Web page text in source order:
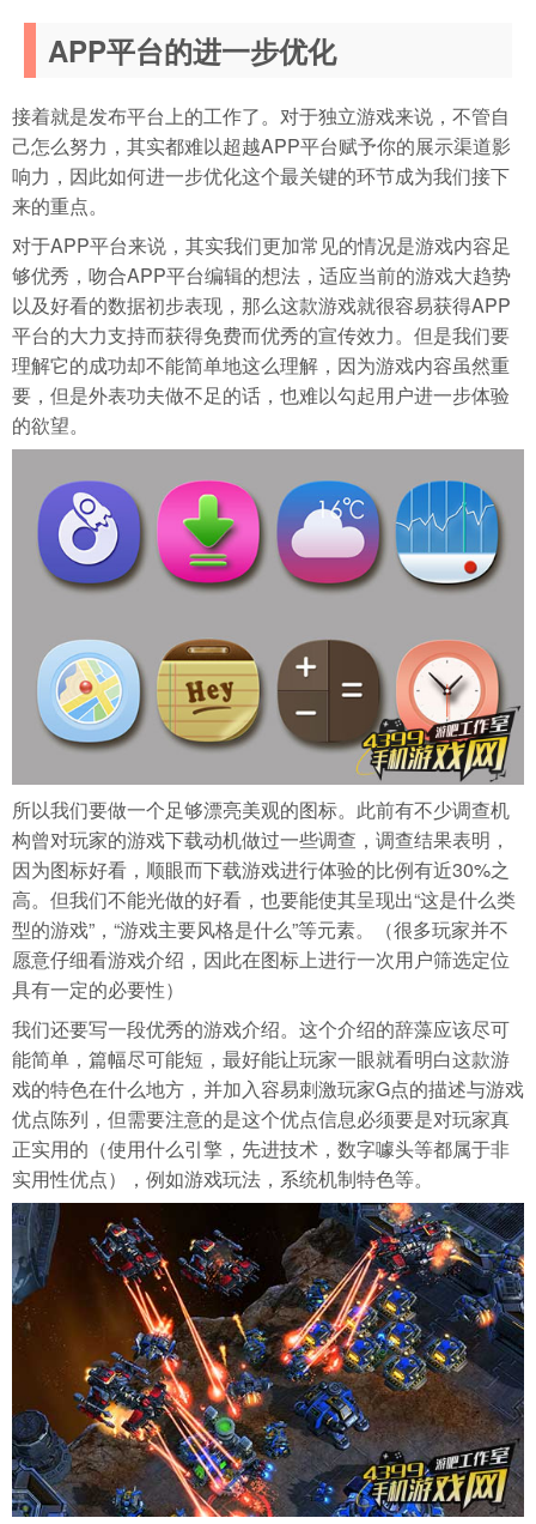
APP平台的进一步优化
接着就是发布平台上的工作了。对于独立游戏来说，不管自
己怎么努力，其实都难以超越APP平台赋予你的展示渠道影
响力，因此如何进一步优化这个最关键的环节成为我们接下
来的重点。
对于APP平台来说，其实我们更加常见的情况是游戏内容足
够优秀，吻合APP平台编辑的想法，适应当前的游戏大趋势
以及好看的数据初步表现，那么这款游戏就很容易获得APP
平台的大力支持而获得免费而优秀的宣传效力。但是我们要
理解它的成功却不能简单地这么理解，因为游戏内容虽然重
要，但是外表功夫做不足的话，也难以勾起用户进一步体验
的欲望。
所以我们要做一个足够漂亮美观的图标。此前有不少调查机
构曾对玩家的游戏下载动机做过一些调查，调查结果表明，
因为图标好看，顺眼而下载游戏进行体验的比例有近30%之
高。但我们不能光做的好看，也要能使其呈现出“这是什么类
型的游戏”，“游戏主要风格是什么”等元素。（很多玩家并不
愿意仔细看游戏介绍，因此在图标上进行一次用户筛选定位
具有一定的必要性）
我们还要写一段优秀的游戏介绍。这个介绍的辞藻应该尽可
能简单，篇幅尽可能短，最好能让玩家一眼就看明白这款游
戏的特色在什么地方，并加入容易刺激玩家G点的描述与游戏
优点陈列，但需要注意的是这个优点信息必须要是对玩家真
正实用的（使用什么引擎，先进技术，数字噱头等都属于非
实用性优点），例如游戏玩法，系统机制特色等。